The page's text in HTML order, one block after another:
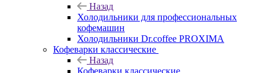
Назад
Холодильники для профессиональных
кофемашин
Холодильники Dr.coffee PROXIMA
Кофеварки классические
Назад
Кофеварки классические